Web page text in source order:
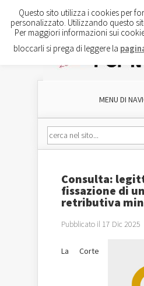
MENU DI
Consulta:
fissazione di
retributiva
Pubblicato il 17 Dic 2025
La Corte
Questo sito utilizza i cookies per
personalizzato. Utilizzando questo
Per maggiori informazioni sui
bloccarli si prega di leggere la